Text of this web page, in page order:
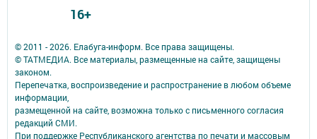
© 2011 - 2026. Елабуга-информ. Все права защищены.
© ТАТМЕДИА. Все материалы, размещенные на сайте, защищены
законом.
Перепечатка, воспроизведение и распространение в любом объеме
информации,
размещенной на сайте, возможна только с письменного согласия
редакций СМИ.
При поддержке Республиканского агентства по печати и массовым
16+